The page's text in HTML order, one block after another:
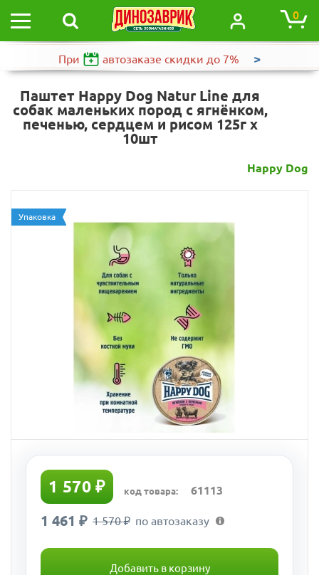
0
При автозаказе скидки до 7% >
Паштет Happy Dog Natur Line для
собак маленьких пород с ягнёнком,
печенью, сердцем и рисом 125г х
10шт
Happy Dog
Упаковка
1 570 ₽ код товара: 61113
1 461 ₽ 1 570 ₽ по автозаказу
Добавить в корзину